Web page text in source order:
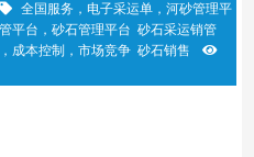
全国服务，电子采运单，河砂管理平
平台，砂石管理平台 砂石采运销管
成本控制，市场竞争 砂石销售